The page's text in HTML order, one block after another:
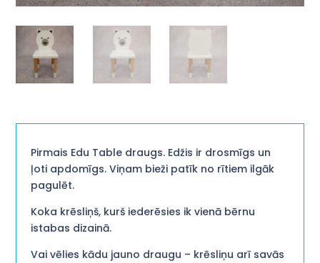
Pirmais Edu Table draugs. Edžis ir drosmīgs un
ļoti apdomīgs. Viņam bieži patīk no rītiem ilgāk
pagulēt.
Koka krēsliņš, kurš iederēsies ik vienā bērnu
istabas dizainā.
Vai vēlies kādu jauno draugu – krēsliņu arī savās